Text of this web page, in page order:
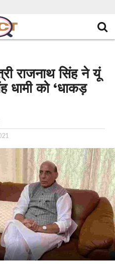
राजनाथ सिंह ने यूं
धामी को ‘धाकड़